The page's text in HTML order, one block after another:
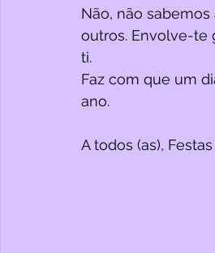
Não, não
outros. Envolve-te
ti.
Faz com que um
ano.
A todos (as),